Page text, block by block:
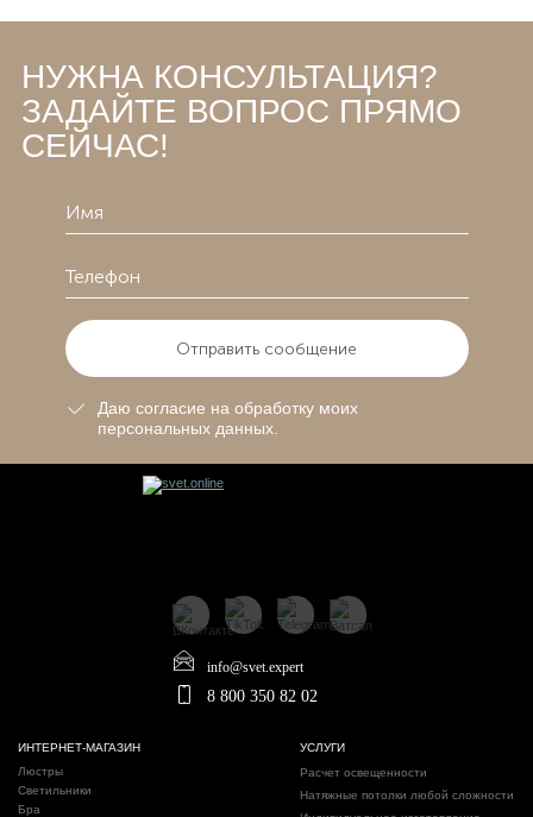
НУЖНА КОНСУЛЬТАЦИЯ?
ЗАДАЙТЕ ВОПРОС ПРЯМО
СЕЙЧАС!
Отправить сообщение
Даю согласие на обработку моих
персональных данных.
info@svet.expert
8 800 350 82 02
ИНТЕРНЕТ-МАГАЗИН
Люстры
Светильники
Бра
УСЛУГИ
Расчет освещенности
Натяжные потолки любой сложности